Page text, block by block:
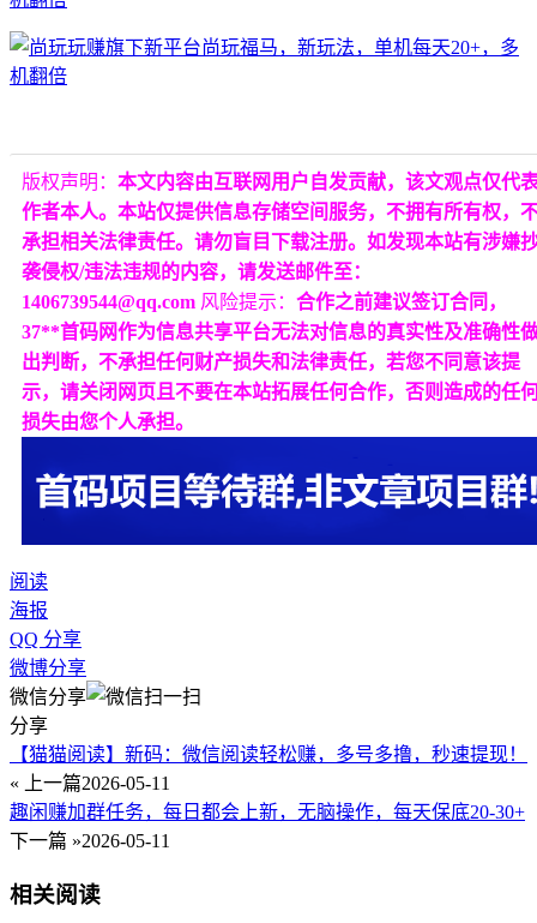
版权声明： 本文内容由互联网用户自发贡献，该文观点仅代
作者本人。本站仅提供信息存储空间服务，不拥有所有权，
承担相关法律责任。请勿盲目下载注册。如发现本站有涉嫌
袭侵权/违法违规的内容，请发送邮件至：
1406739544@qq.com 风险提示： 合作之前建议签订合同，
37**首码网作为信息共享平台无法对信息的真实性及准确性
出判断，不承担任何财产损失和法律责任，若您不同意该提
示，请关闭网页且不要在本站拓展任何合作，否则造成的任
损失由您个人承担。
阅读
海报
QQ 分享
微博分享
微信分享
分享
【猫猫阅读】新码：微信阅读轻松赚，多号多撸，秒速提现！
« 上一篇2026-05-11
趣闲赚加群任务，每日都会上新，无脑操作，每天保底20-30+
下一篇 »2026-05-11
相关阅读